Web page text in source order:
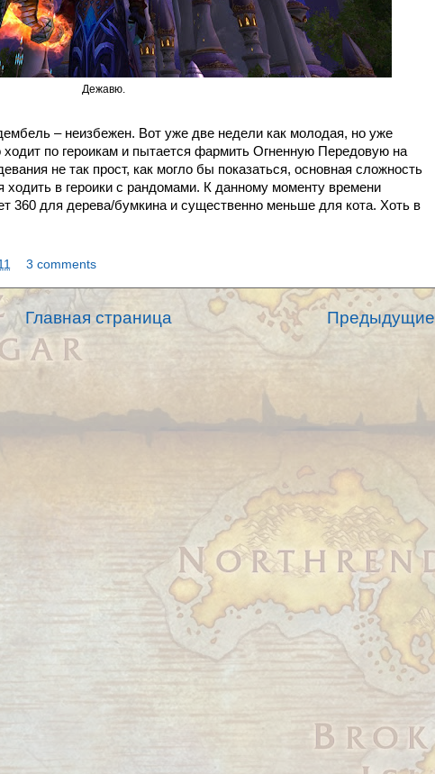
Дежавю.
– неизбежен. Вот уже две недели как молодая, но уже
по героикам и пытается фармить Огненную Передовую на
не так прост, как могло бы показаться, основная сложность
ходить в героики с рандомами. К данному моменту времени
360 для дерева/бумкина и существенно меньше для кота. Хоть в
3 comments
Предыдущие
Главная страница